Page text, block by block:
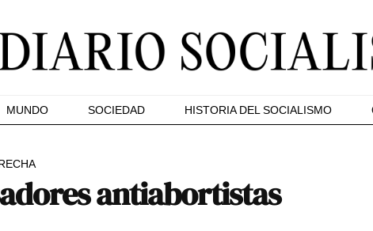
MUNDO SOCIEDAD HISTORIA DEL SOCIALISMO
antiabortistas